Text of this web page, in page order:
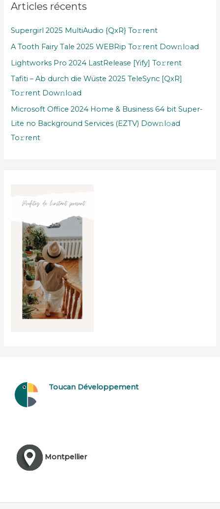
Articles récents
Supergirl 2025 MultiAudio {QxR} To𝚛rent
A Tooth Fairy Tale 2025 WEBRip To𝚛rent Dow𝚗l𝚘ad
Lightworks Pro 2024 LastRelease [Yify] To𝚛rent
Tafiti – Ab durch die Wüste 2025 TeleSync [QxR]
To𝚛rent Dow𝚗l𝚘ad
Microsoft Office 2024 Home & Business 64 bit Super-
Lite no Background Services (EZTV) Dow𝚗l𝚘ad
To𝚛rent
Toucan Développement
Montpellier